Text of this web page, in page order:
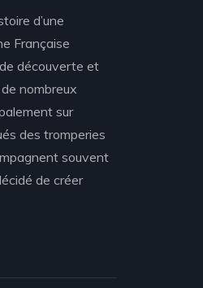
d’une
Française
découverte et
nombreux
sur
des tromperies
souvent
de créer